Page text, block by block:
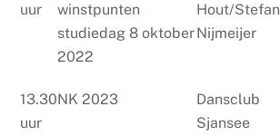
uur
winstpunten
studiedag 8 oktober
2022
Hout/Stefan
Nijmeijer
13.30
uur
NK 2023
Dansclub
Sjansee